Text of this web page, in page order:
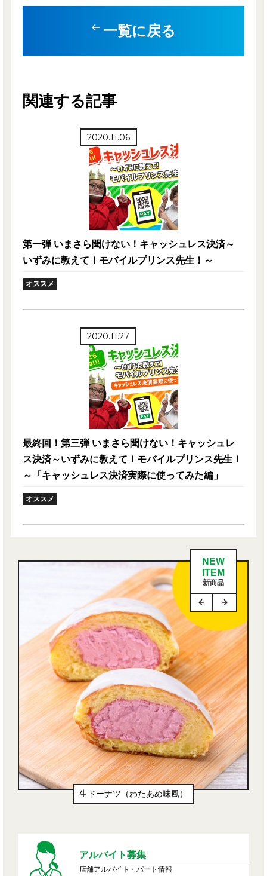
一覧に戻る
関連する記事
2020.11.06
第一弾 いまさら聞けない！キャッシュレス決済～
いずみに教えて！モバイルプリンス先生！～
オススメ
2020.11.27
最終回！第三弾 いまさら聞けない！キャッシュレ
ス決済～いずみに教えて！モバイルプリンス先生！
～「キャッシュレス決済実際に使ってみた編」
オススメ
NEW
ITEM
新商品
生ドーナツ（わたあめ味風）
アルバイト募集
店舗アルバイト・パート情報